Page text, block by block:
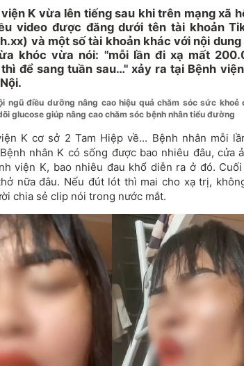
K vừa lên tiếng sau khi trên mạng xã
video được đăng dưới tên tài khoản
và một số tài khoản khác với nội
khóc vừa nói: "mỗi lần đi xạ mất
để sang tuần sau…" xảy ra tại Bệnh
ngũ điều dưỡng nâng cao hiệu quả chăm sóc sức khoẻ
glucose giúp nâng cao chăm sóc bệnh nhân tiểu đường
K cơ sở 2 Tam Hiệp về... Bệnh nhân mỗi
nhân K có sống được bao nhiêu đâu, cửa
viện K, bao nhiêu đau khổ diễn ra ở đó.
nữa đâu. Nếu đút lót thì mai cho xạ trị,
chia sẻ clip nói trong nước mắt.